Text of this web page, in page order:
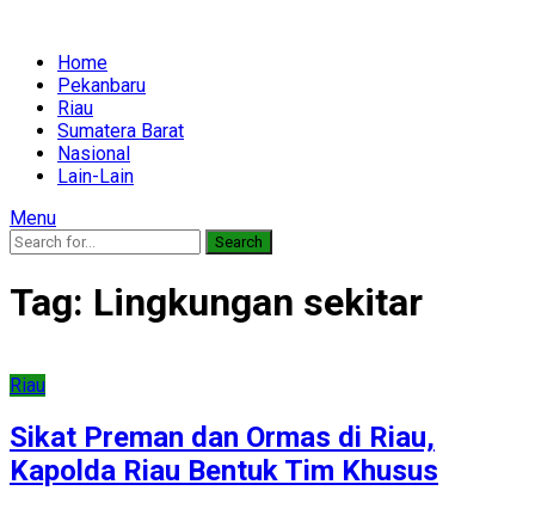
Home
Pekanbaru
Riau
Sumatera Barat
Nasional
Lain-Lain
Menu
Search
Tag: Lingkungan sekitar
Riau
Sikat Preman dan Ormas di Riau,
Kapolda Riau Bentuk Tim Khusus